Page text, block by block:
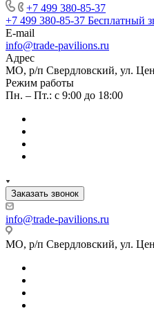
+7 499 380-85-37
+7 499 380-85-37 Бесплатный
E-mail
info@trade-pavilions.ru
Адрес
МО, р/п Свердловский, ул.
Режим работы
Пн. – Пт.: с 9:00 до 18:00
Заказать звонок
info@trade-pavilions.ru
МО, р/п Свердловский, ул.